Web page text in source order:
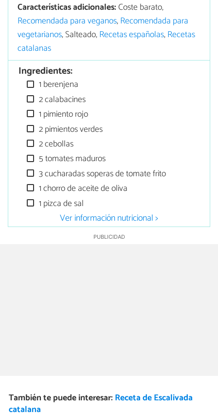
Características adicionales:Coste barato,
Recomendada para veganos,Recomendada para
vegetarianos, Salteado,Recetas españolas,Recetas
catalanas
Ingredientes:
1 berenjena
2 calabacines
1 pimiento rojo
2 pimientos verdes
2 cebollas
5 tomates maduros
3 cucharadas soperas de tomate frito
1 chorro de aceite de oliva
1 pizca de sal
Ver información nutricional >
También te puede interesar: Receta de Escalivada
catalana